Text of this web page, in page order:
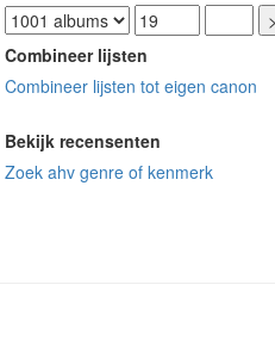
Combineer lijsten
Combineer lijsten tot eigen canon
Bekijk recensenten
Zoek ahv genre of kenmerk